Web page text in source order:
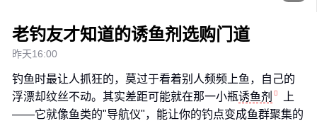
老钓友才知道的诱鱼剂选购门道
昨天16:00
钓鱼时最让人抓狂的，莫过于看着别人频频上鱼，自己的
浮漂却纹丝不动。其实差距可能就在那一小瓶诱鱼剂
上
——它就像鱼类的"导航仪"，能让你的钓点变成鱼群聚集的